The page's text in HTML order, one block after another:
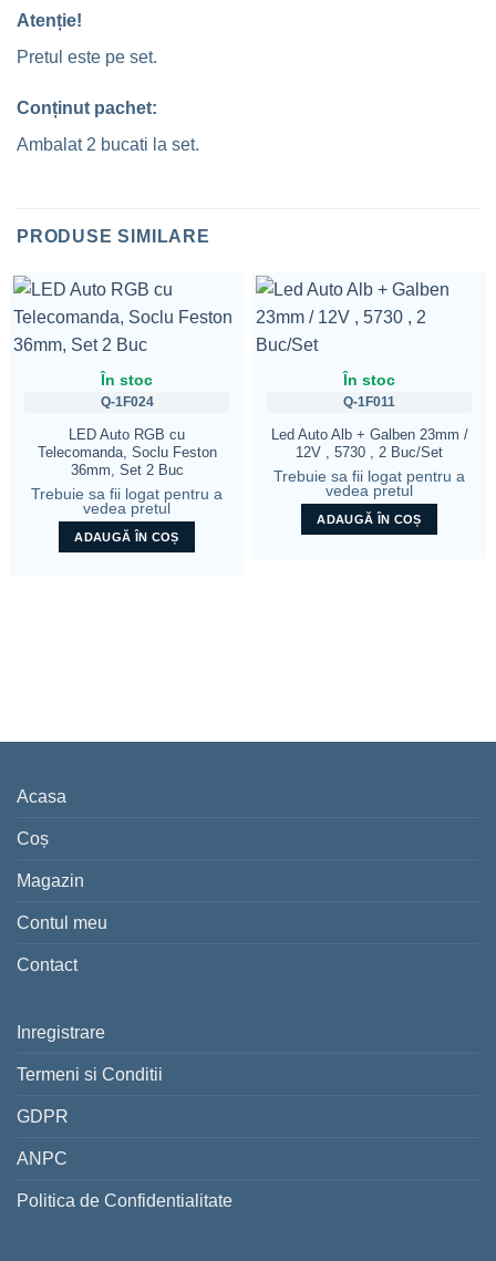
Atenție!
Pretul este pe set.
Conținut pachet:
Ambalat 2 bucati la set.
PRODUSE SIMILARE
În stoc
Q-1F024
LED Auto RGB cu
Telecomanda, Soclu Feston
36mm, Set 2 Buc
Trebuie sa fii logat pentru a
vedea pretul
ADAUGĂ ÎN COȘ
În stoc
Q-1F011
Led Auto Alb + Galben 23mm /
12V , 5730 , 2 Buc/Set
Trebuie sa fii logat pentru a
vedea pretul
ADAUGĂ ÎN COȘ
Acasa
Coș
Magazin
Contul meu
Contact
Inregistrare
Termeni si Conditii
GDPR
ANPC
Politica de Confidentialitate